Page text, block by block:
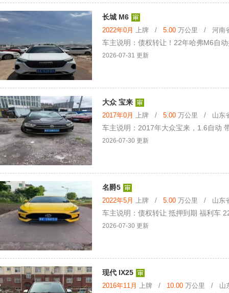
长城 M6
2022年0月 上牌 / 5.00 万公里 / 河南省
车主说明：债权转让！22年哈弗M6自
2026-07-31 更新
大众 宝来
2017年0月 上牌 / 5.00 万公里 / 山东省
车主说明：2017年大众宝来，1.6自动
2026-07-30 更新
名爵5
2022年5月 上牌 / 5.00 万公里 / 山东省
车主说明：债权转让 抵押到期 福利车
2026-07-30 更新
现代 IX25
2016年11月 上牌 / 10.00 万公里 / 山东